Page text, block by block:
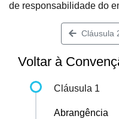
de responsabilidade do
Cláusula
Voltar à
Cláusula 1
Abrangência